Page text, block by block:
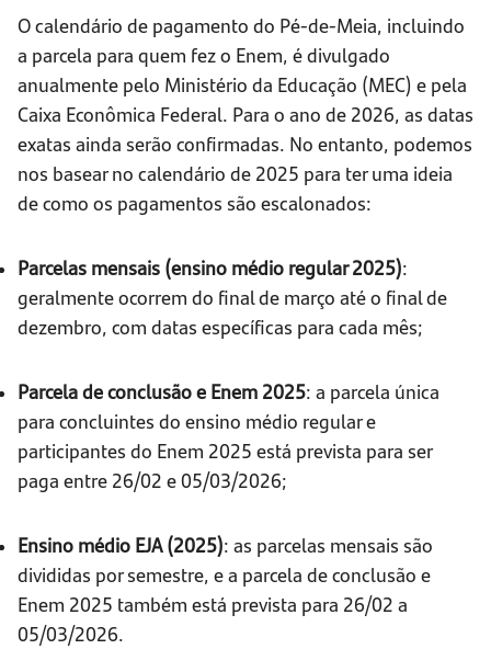
O calendário de pagamento do Pé-de-Meia, incluindo
a parcela para quem fez o Enem, é divulgado
anualmente pelo Ministério da Educação (MEC) e pela
Caixa Econômica Federal. Para o ano de 2026, as datas
exatas ainda serão confirmadas. No entanto, podemos
nos basear no calendário de 2025 para ter uma ideia
de como os pagamentos são escalonados:
Parcelas mensais (ensino médio regular 2025):
geralmente ocorrem do final de março até o final de
dezembro, com datas específicas para cada mês;
Parcela de conclusão e Enem 2025: a parcela única
para concluintes do ensino médio regular e
participantes do Enem 2025 está prevista para ser
paga entre 26/02 e 05/03/2026;
Ensino médio EJA (2025): as parcelas mensais são
divididas por semestre, e a parcela de conclusão e
Enem 2025 também está prevista para 26/02 a
05/03/2026.